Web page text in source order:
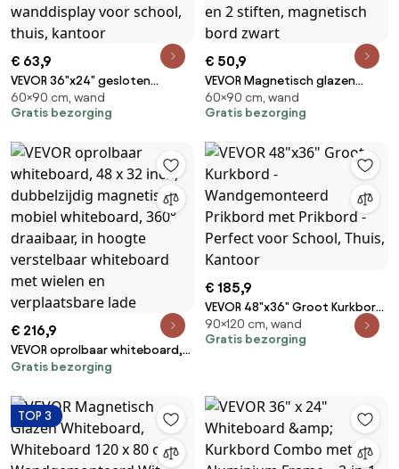
€ 63,9
VEVOR 36"x24" gesloten
kurkbord met aluminium frame
- afsluitbaar prikbord met acryl
weerbestendige wanddisplay
voor school, thuis, kantoor
60×90 cm, wand
Gratis bezorging
€ 50,9
VEVOR Magnetisch glazen
whiteboard, droog uitwisbaar
bord 90 x 60 cm, groot wit
frame, met pennenbakje,
wisser en 2 stiften, magnetisch
bord zwart
60×90 cm, wand
Gratis bezorging
€ 216,9
VEVOR oprolbaar whiteboard,
48 x 32 inch, dubbelzijdig
whiteboard, 360° draaibaar, in
hoogte verstelbaar
whiteboard met wielen en
verplaatsbare lade
Gratis bezorging
€ 185,9
VEVOR 48"x36" Groot Kurkbord
- Wandgemonteerd Prikbord
met Prikbord - Perfect voor
90×120 cm, wand
Gratis bezorging
TOP 3